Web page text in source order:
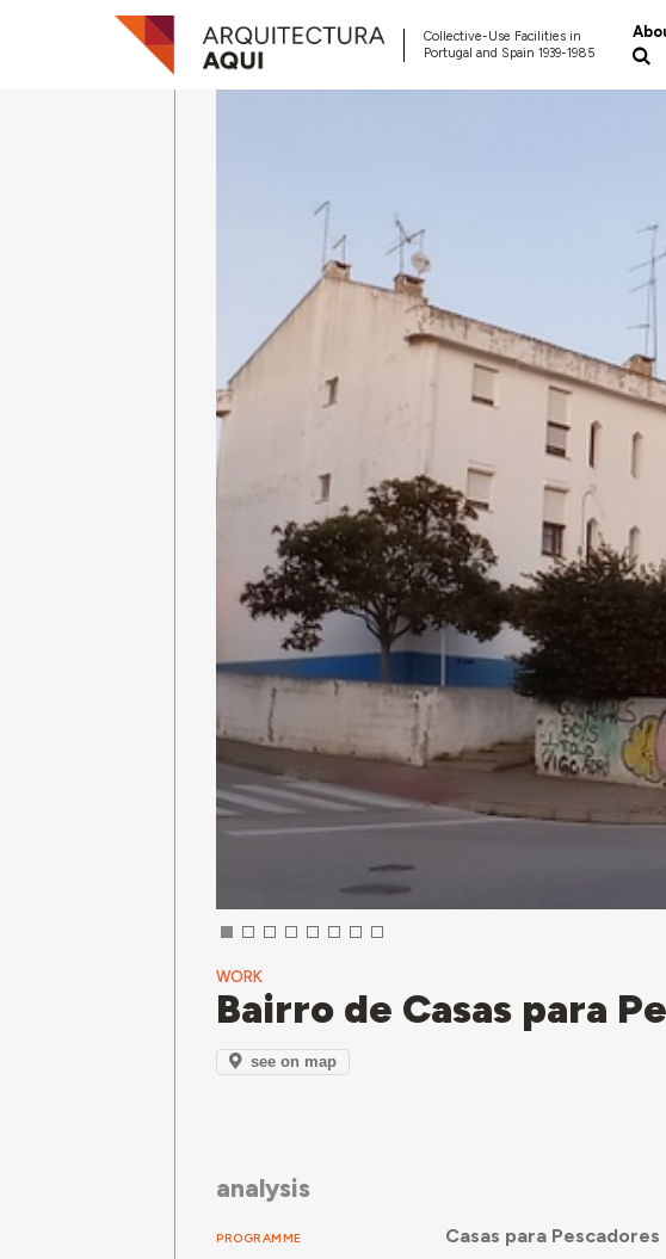
Collective-Use Facilities in
Portugal and Spain 1939-1985
WORK
Bairro de Casas para
see on map
analysis
PROGRAMME Casas para Pescadores